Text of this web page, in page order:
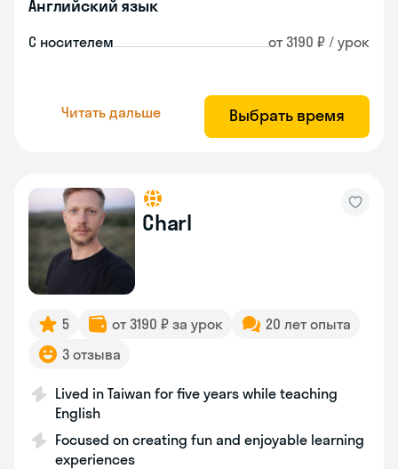
Английский язык
С носителем от 3190 ₽ / урок
Читать дальше Выбрать время
Charl
5 от 3190 ₽ за урок
20 лет опыта
3 отзыва
Lived in Taiwan for five years while teaching
English
Focused on creating fun and enjoyable learning
experiences